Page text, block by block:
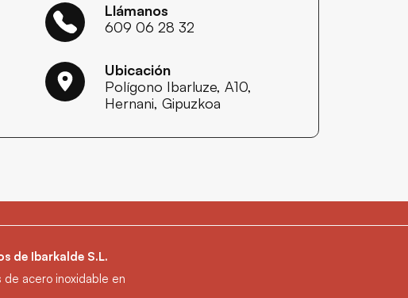
Llámanos
609 06 28 32
Ubicación
Polígono Ibarluze, A10,
Hernani, Gipuzkoa
de Ibarkalde S.L.
de acero inoxidable en